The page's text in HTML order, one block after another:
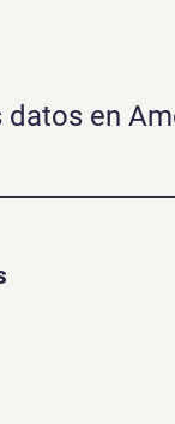
en